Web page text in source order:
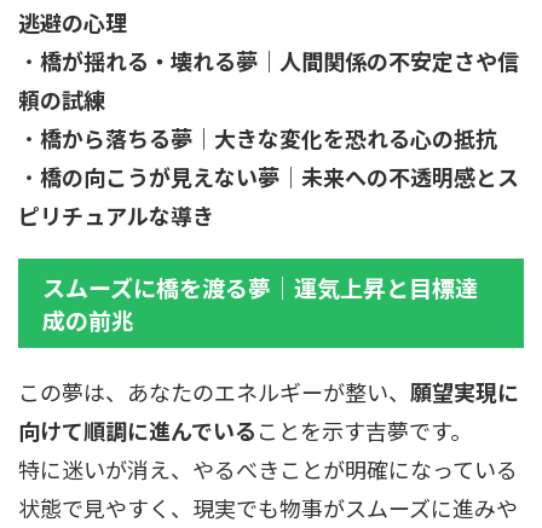
逃避の心理
・ 橋が揺れる・壊れる夢｜人間関係の不安定さや信
頼の試練
・ 橋から落ちる夢｜大きな変化を恐れる心の抵抗
・ 橋の向こうが見えない夢｜未来への不透明感とス
ピリチュアルな導き
スムーズに橋を渡る夢｜運気上昇と目標達
成の前兆
この夢は、あなたのエネルギーが整い、 願望実現に
向けて順調に進んでいることを示す吉夢です。
特に迷いが消え、やるべきことが明確になっている
状態で見やすく、現実でも物事がスムーズに進みや